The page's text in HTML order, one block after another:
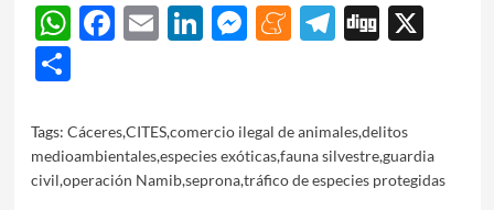
WhatsApp
Facebook
EmailLinkedIn
Messenger
Meneame
Telegram
Digg
X
Share
Tags: Cáceres,CITES,comercio ilegal de animales,delitos
medioambientales,especies exóticas,fauna silvestre,guardia
civil,operación Namib,seprona,tráfico de especies protegidas